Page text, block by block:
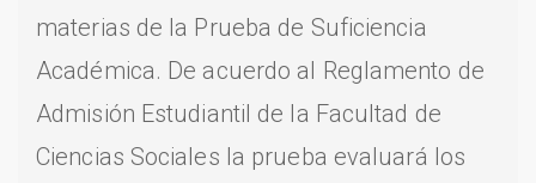
materias de la Prueba de Suficiencia
Académica. De acuerdo al Reglamento de
Admisión Estudiantil de la Facultad de
Ciencias Sociales la prueba evaluará los